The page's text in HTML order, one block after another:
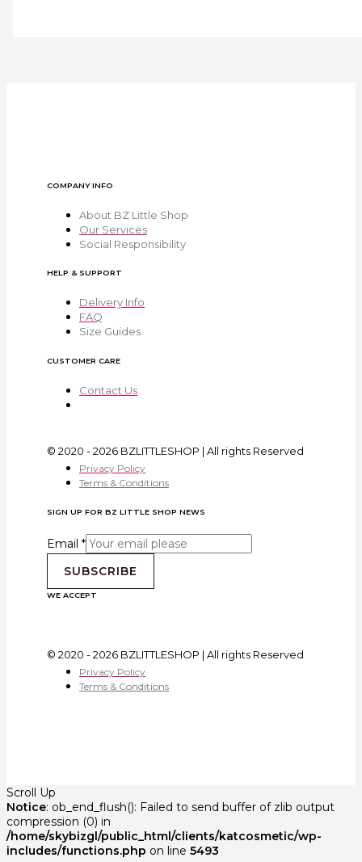
COMPANY INFO
About BZ Little Shop
Our Services
Social Responsibility
HELP & SUPPORT
Delivery Info
FAQ
Size Guides
CUSTOMER CARE
Contact Us
© 2020 - 2026 BZLITTLESHOP | All rights Reserved
Privacy Policy
Terms & Conditions
SIGN UP FOR BZ LITTLE SHOP NEWS
Email *
SUBSCRIBE
WE ACCEPT
© 2020 - 2026 BZLITTLESHOP | All rights Reserved
Privacy Policy
Terms & Conditions
Scroll Up
Notice: ob_end_flush(): Failed to send buffer of zlib output
compression (0) in
/home/skybizgl/public_html/clients/katcosmetic/wp-
includes/functions.php on line 5493